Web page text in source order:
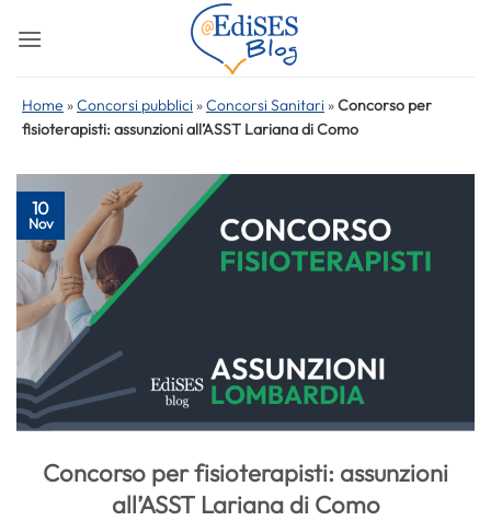
Home »Concorsi pubblici »Concorsi Sanitari »Concorso per
fisioterapisti: assunzioni all’ASST Lariana di Como
10
Nov
Concorso per fisioterapisti: assunzioni
all’ASST Lariana di Como